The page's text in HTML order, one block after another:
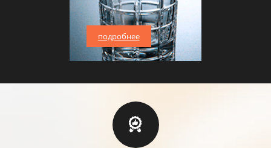
подробнее